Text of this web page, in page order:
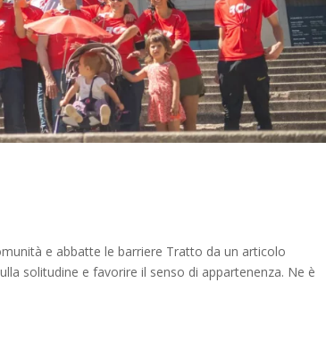
e abbatte le barriere Tratto da un articolo
solitudine e favorire il senso di appartenenza. Ne è